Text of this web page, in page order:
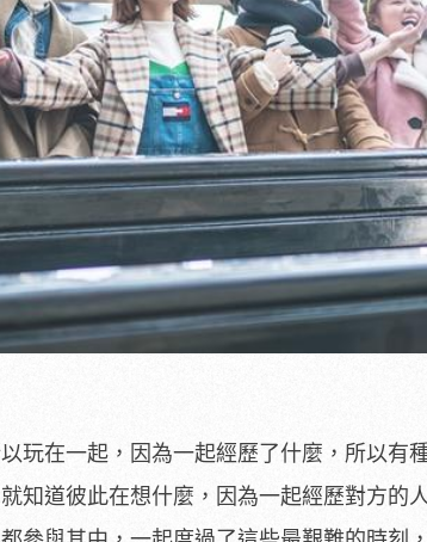
玩在一起，因為一起經歷了什麼，所以有
知道彼此在想什麼，因為一起經歷對方的